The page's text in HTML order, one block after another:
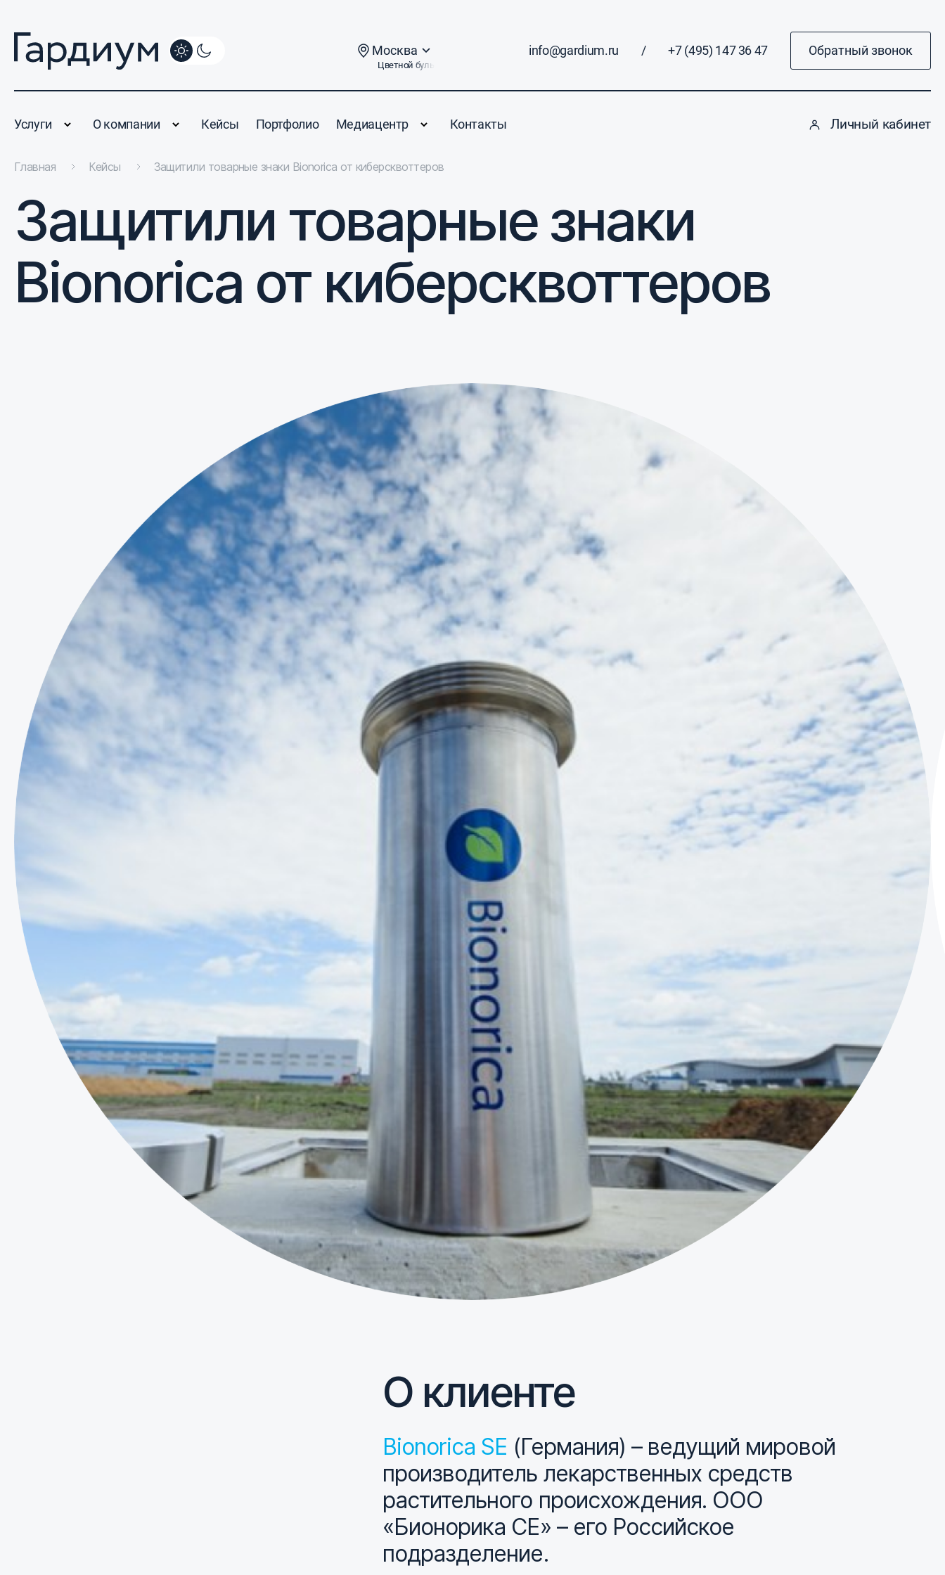
Москва
Цветной бульвар, дом 2
info@gardium.ru / +7 (495) 147 36 47 Обратный звонок
Услуги О компании Кейсы Портфолио Медиацентр Контакты Личный кабинет
Главная Кейсы Защитили товарные знаки Bionorica от киберсквоттеров
Защитили товарные знаки
Bionorica от киберсквоттеров
О клиенте
Bionorica SE (Германия) – ведущий мировой
производитель лекарственных средств
растительного происхождения. ООО
«Бионорика СЕ» – его Российское
подразделение.